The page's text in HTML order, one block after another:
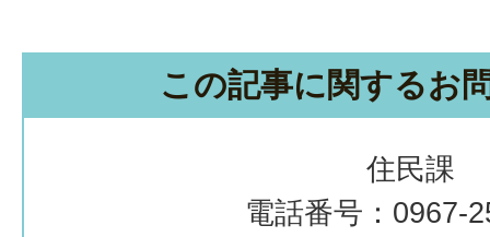
この記事に関するお
住民課
電話番号：0967-